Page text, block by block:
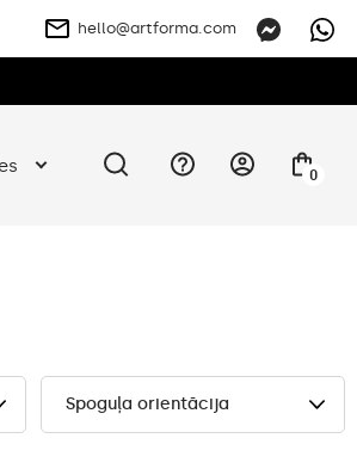
hello@artforma.com
0
Spoguļa orientācija